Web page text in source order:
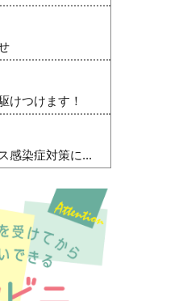
けつけます！
感染症対策に...